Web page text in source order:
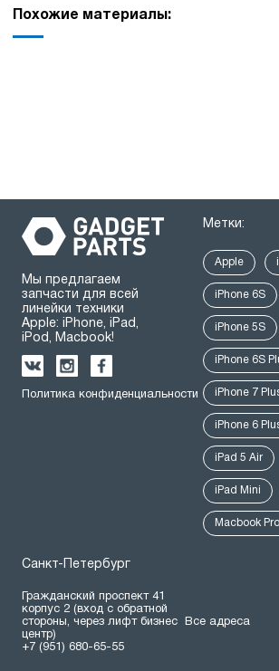
Похожие материалы:
Мы предлагаем
запчасти для всей
линейки техники
Apple: iPhone, iPad,
iPod, Macbook!
Политика конфиденциальности
Метки:
Apple
iPhone 6S
iPhone 5S
iPhone 6S
iPhone 7
iPhone 6
iPad 5 Air
iPad Mini
Macbook Pro
Санкт-Петербург
Гражданский проспект 41
корпус 2 (вход с обратной
стороны, через лифт бизнес
центр)
+7 (951) 680-65-55
Все адреса